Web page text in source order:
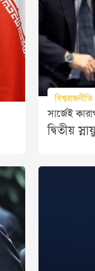
বিশ্বরাজনীতি
সার্জেই
দ্বিতীয়